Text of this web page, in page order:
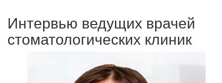
Интервью ведущих врачей
стоматологических клиник